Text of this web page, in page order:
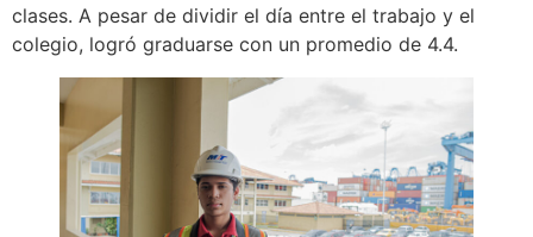
clases. A pesar de dividir el día entre el trabajo y el
colegio, logró graduarse con un promedio de 4.4.